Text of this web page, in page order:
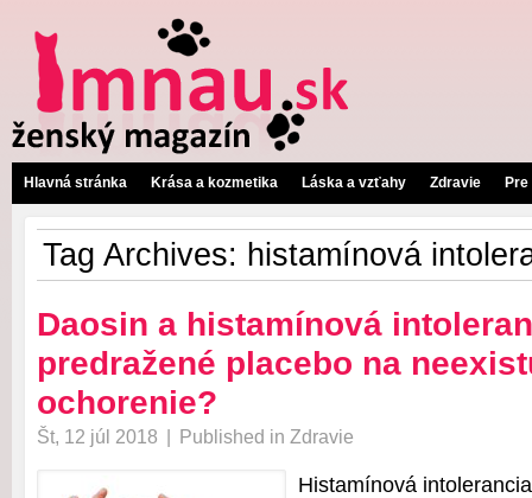
Hlavná stránka Krása a kozmetika Láska a vzťahy Zdravie
Tag Archives: histamínová
Daosin a histamínová
predražené placebo na
ochorenie?
Št, 12 júl 2018 | Published in Zdravie
Histamínová